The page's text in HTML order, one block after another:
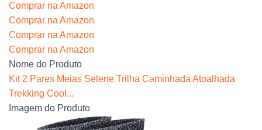
Comprar na Amazon
Comprar na Amazon
Comprar na Amazon
Comprar na Amazon
Nome do Produto
Kit 2 Pares Meias Selene Trilha Caminhada Atoalhada
Trekking Cool...
Imagem do Produto